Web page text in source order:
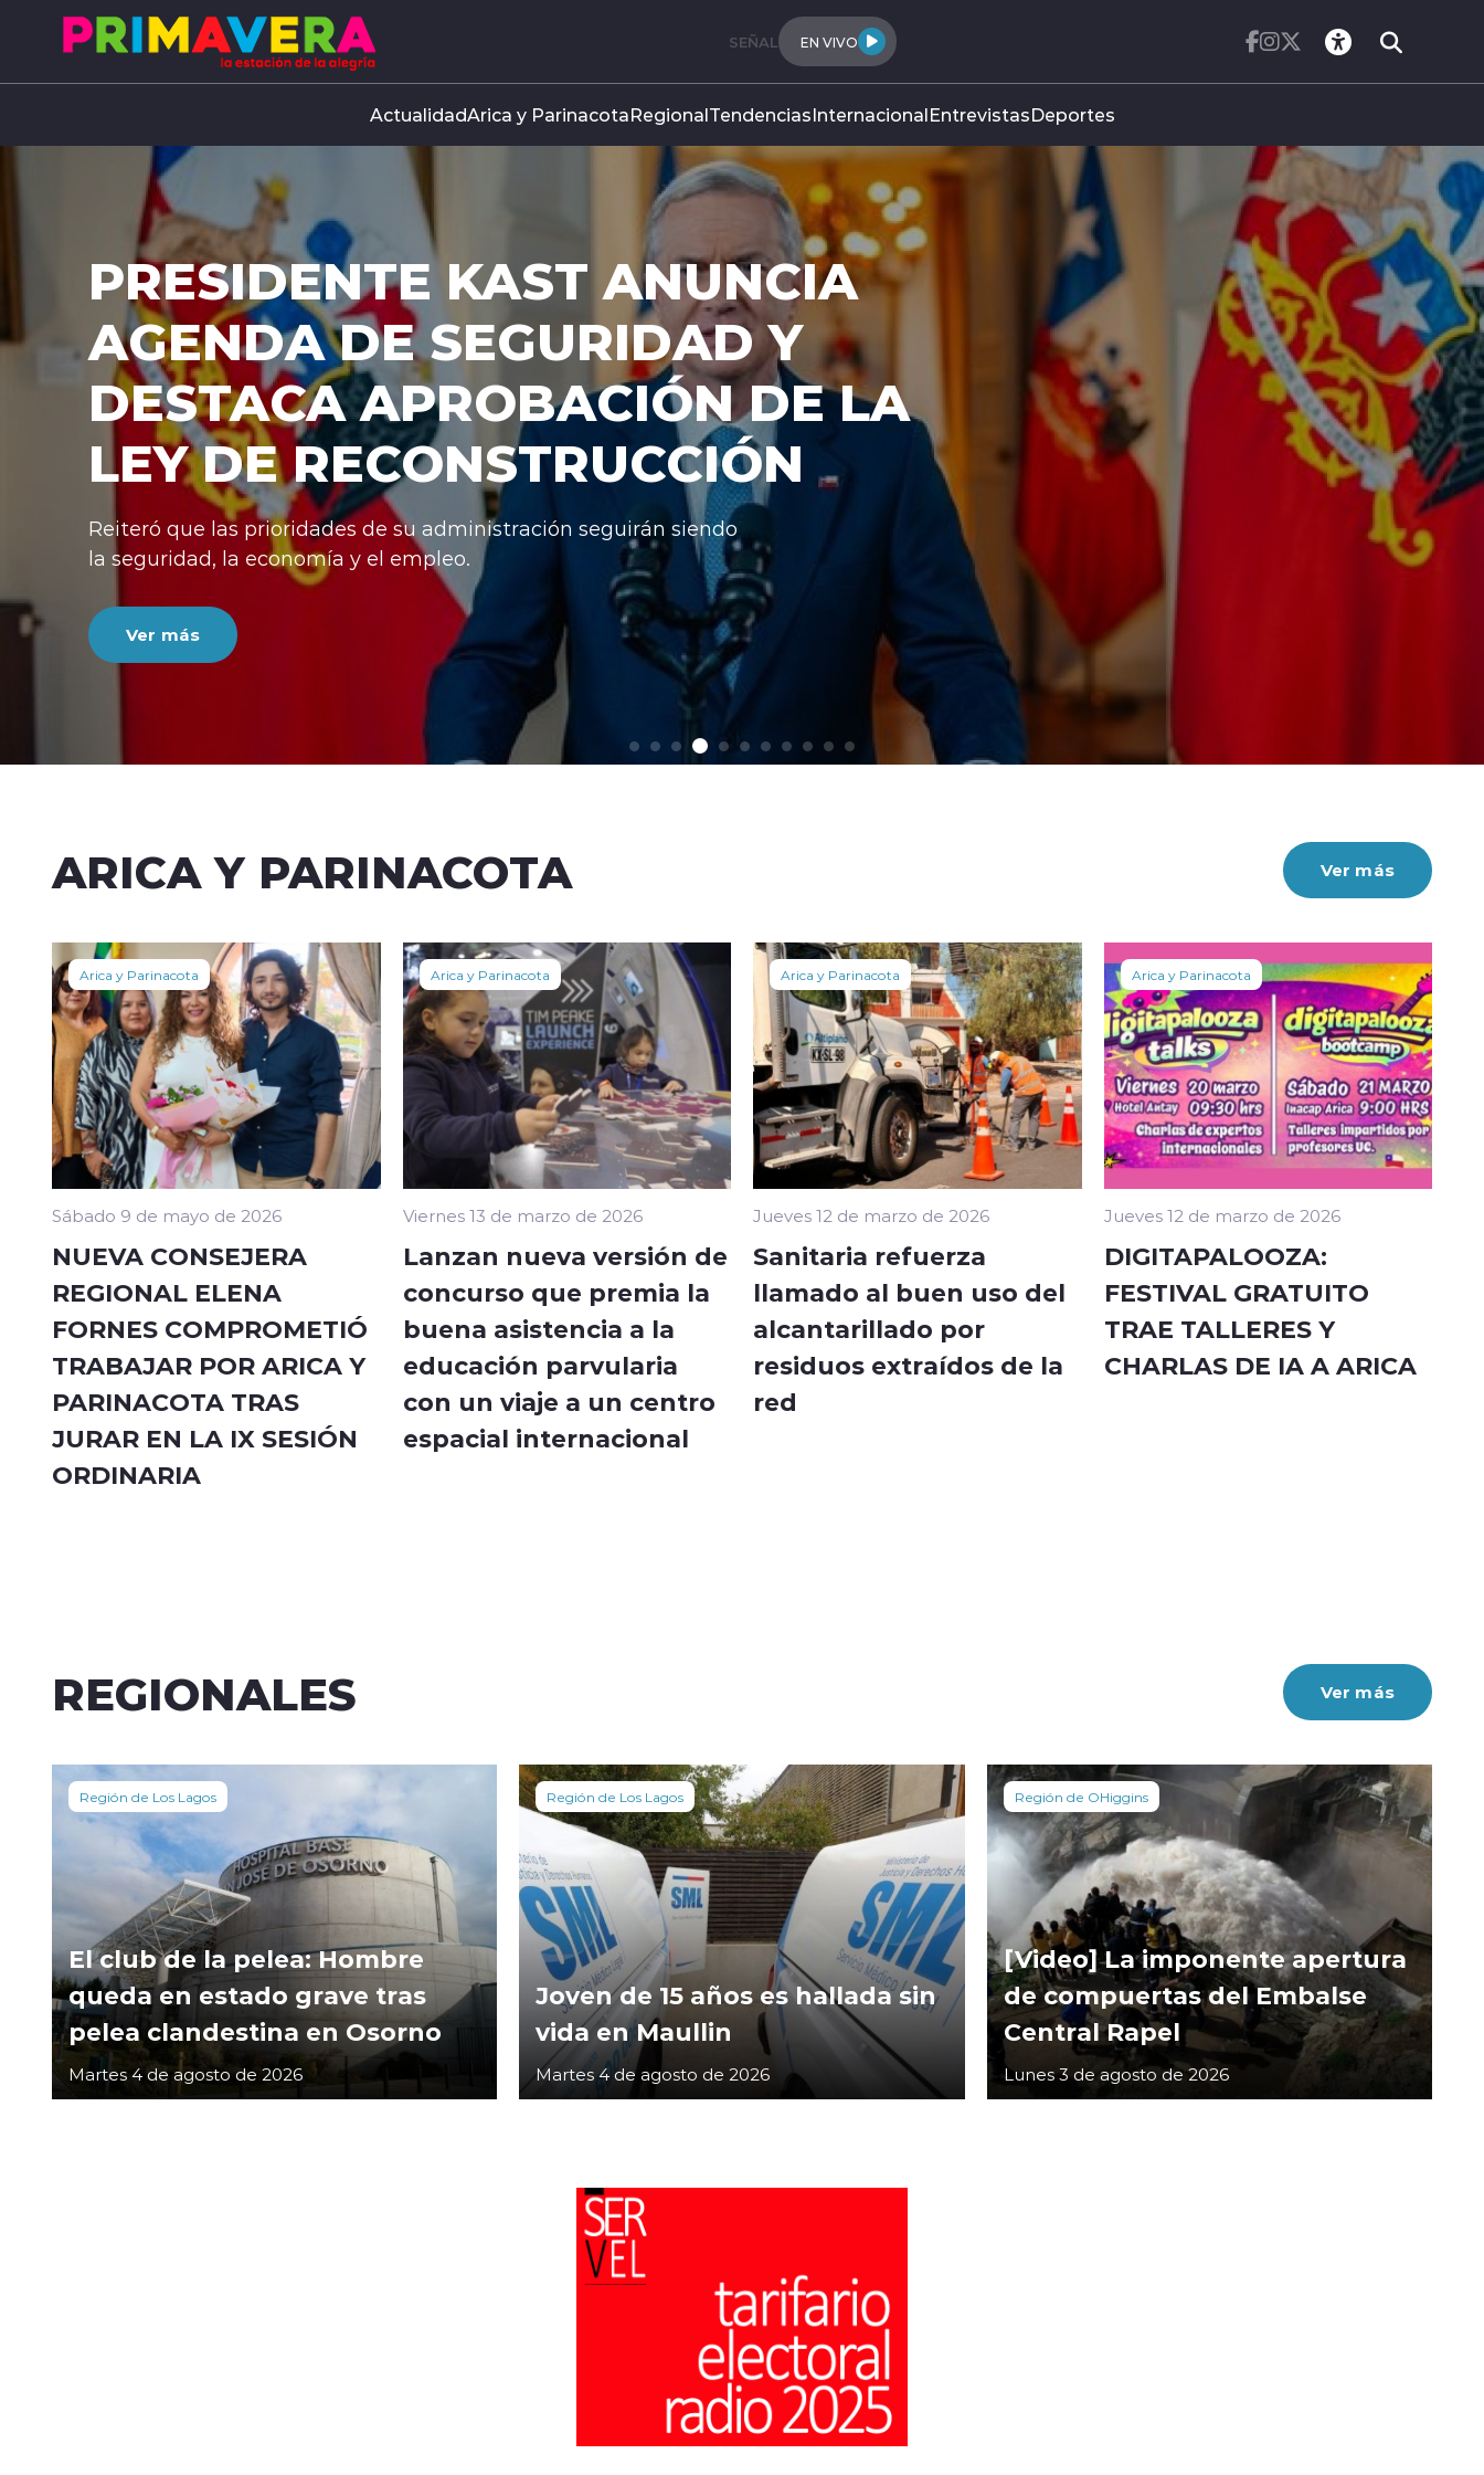
SEÑAL EN VIVO
ActualidadArica y ParinacotaRegionalTendenciasInternacionalEntrevistasDeportes
A LEY: SENADO COMPLETA
DESPACHO DE PROYECTO DE
RECONSTRUCCIÓ NACIONAL
Ahora la ley deberá superar la revisión del Tribunal Constitucional
luego de recursos impuestos por la oposición, desde donde
critican la norma por desigualdad territorial.
ARICA Y PARINACOTA Ver más
Arica y Parinacota
Sábado 9 de mayo de 2026
NUEVA CONSEJERA
REGIONAL ELENA
FORNES COMPROMETIÓ
TRABAJAR POR ARICA Y
PARINACOTA TRAS
JURAR EN LA IX SESIÓN
ORDINARIA
Arica y Parinacota
Viernes 13 de marzo de 2026
Lanzan nueva versión de
concurso que premia la
buena asistencia a la
educación parvularia
con un viaje a un centro
espacial internacional
Arica y Parinacota
Jueves 12 de marzo de 2026
Sanitaria refuerza
llamado al buen uso del
alcantarillado por
residuos extraídos de la
red
Arica y Parinacota
Jueves 12 de marzo de 2026
DIGITAPALOOZA:
FESTIVAL GRATUITO
TRAE TALLERES Y
CHARLAS DE IA A ARICA
REGIONALES Ver más
Región de Los Lagos
El club de la pelea: Hombre
queda en estado grave tras
pelea clandestina en Osorno
Martes 4 de agosto de 2026
Región de Los Lagos
Joven de 15 años es hallada sin
vida en Maullin
Martes 4 de agosto de 2026
Región de OHiggins
[Video] La imponente apertura
de compuertas del Embalse
Central Rapel
Lunes 3 de agosto de 2026